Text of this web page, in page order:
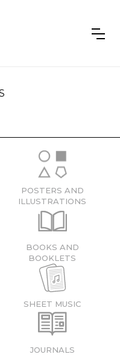
POSTERS AND
ILLUSTRATIONS
BOOKS AND
BOOKLETS
SHEET MUSIC
JOURNALS